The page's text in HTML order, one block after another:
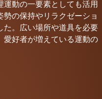
動の一要素としても活用
勢の保持やリラクゼーショ
た。広い場所や道具を必要
愛好者が増えている運動の